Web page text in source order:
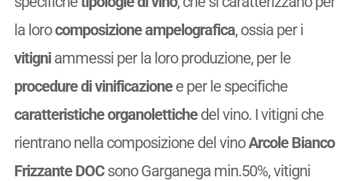
la lorocomposizione ampelografica, ossia per i
vitigniammessi per la loro produzione, per le
procedure di vinificazionee per le specifiche
caratteristiche organolettichedel vino. I vitigni che
rientrano nella composizione del vinoArcole Bianco
Frizzante DOCsono Garganega min.50%, vitigni